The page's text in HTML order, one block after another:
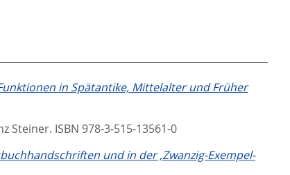
in Spätantike, Mittelalter und Früher
Steiner. ISBN 978-3-515-13561-0
und in der ‚Zwanzig-Exempel-